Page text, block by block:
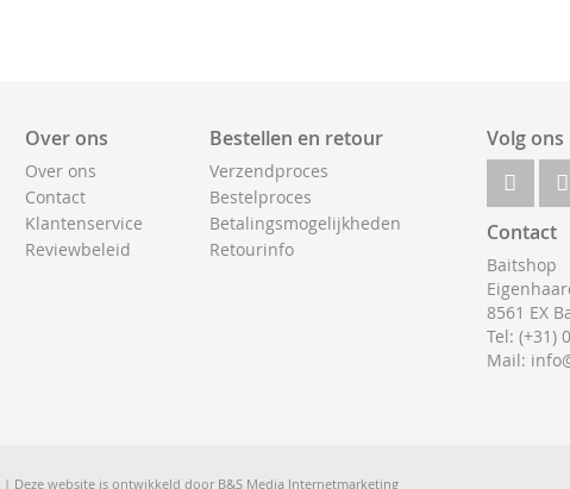
Over ons
Over ons
Contact
Klantenservice
Reviewbeleid
Bestellen en retour
Verzendproces
Bestelproces
Betalingsmogelijkheden
Retourinfo
Volg ons
Contact
Baitshop
8561 EX
Tel: (+31)
Mail:
| Deze website is ontwikkeld door B&S Media Internetmarketing